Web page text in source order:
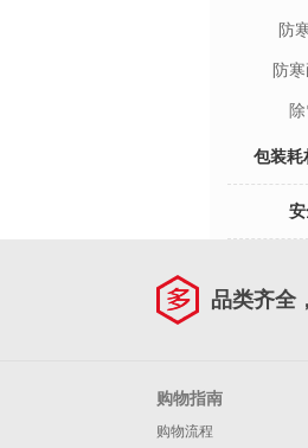
防
防
包装耗
品类齐全
购物指南
购物流程